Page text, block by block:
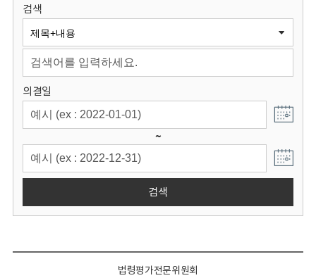
원
회
검색
의결일
~
검색
법령평가전문위원회